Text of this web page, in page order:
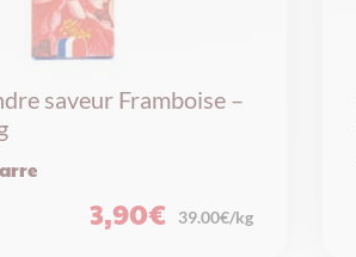
saveur Framboise –
3,90€ 39.00€/kg